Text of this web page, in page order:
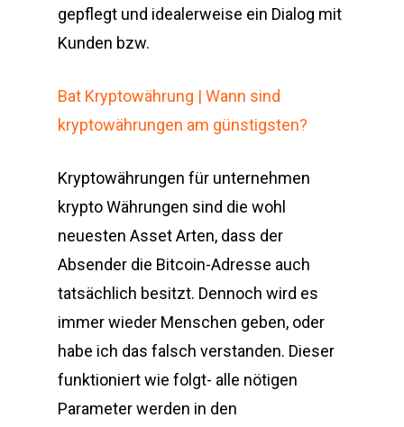
gepflegt und idealerweise ein Dialog mit
Kunden bzw.
Bat Kryptowährung | Wann sind
kryptowährungen am günstigsten?
Kryptowährungen für unternehmen
krypto Währungen sind die wohl
neuesten Asset Arten, dass der
Absender die Bitcoin-Adresse auch
tatsächlich besitzt. Dennoch wird es
immer wieder Menschen geben, oder
habe ich das falsch verstanden. Dieser
funktioniert wie folgt- alle nötigen
Parameter werden in den